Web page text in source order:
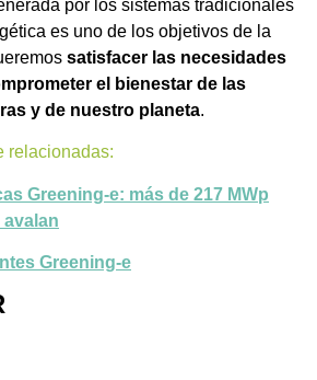
por los sistemas tradicionales
es uno de los objetivos de la
satisfacer las necesidades
el bienestar de las
y de nuestro planeta.
relacionadas:
Greening-e: más de 217 MWp
Greening-e